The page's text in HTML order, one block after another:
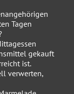
Tagen
gekauft
ist.
verwerten,